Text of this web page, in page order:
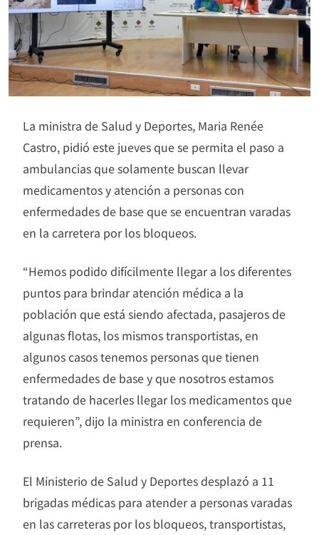
La ministra de Salud y Deportes, Maria Renée
Castro, pidió este jueves que se permita el paso a
ambulancias que solamente buscan llevar
medicamentos y atención a personas con
enfermedades de base que se encuentran varadas
en la carretera por los bloqueos.
“Hemos podido difícilmente llegar a los diferentes
puntos para brindar atención médica a la
población que está siendo afectada, pasajeros de
algunas flotas, los mismos transportistas, en
algunos casos tenemos personas que tienen
enfermedades de base y que nosotros estamos
tratando de hacerles llegar los medicamentos que
requieren”, dijo la ministra en conferencia de
prensa.
El Ministerio de Salud y Deportes desplazó a 11
brigadas médicas para atender a personas varadas
en las carreteras por los bloqueos, transportistas,